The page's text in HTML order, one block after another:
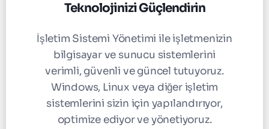
Teknolojinizi Güçlendirin
İşletim Sistemi Yönetimi ile işletmenizin
bilgisayar ve sunucu sistemlerini
verimli, güvenli ve güncel tutuyoruz.
Windows, Linux veya diğer işletim
sistemlerini sizin için yapılandırıyor,
optimize ediyor ve yönetiyoruz.